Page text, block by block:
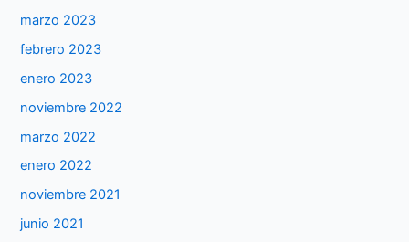
marzo 2023
febrero 2023
enero 2023
noviembre 2022
marzo 2022
enero 2022
noviembre 2021
junio 2021